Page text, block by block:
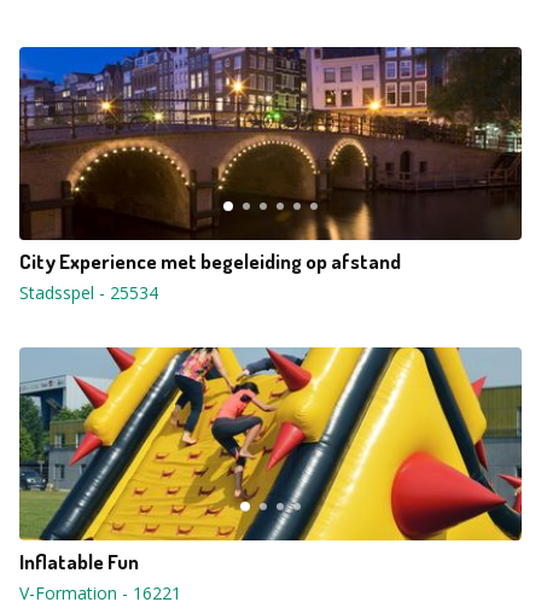
City Experience met begeleiding op afstand
Stadsspel - 25534
Inflatable Fun
V-Formation - 16221